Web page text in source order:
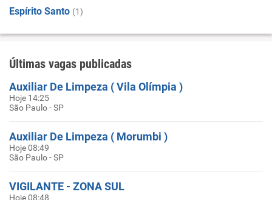
Espírito Santo (1)
Últimas vagas publicadas
Auxiliar De Limpeza ( Vila Olímpia )
Hoje 14:25
São Paulo - SP
Auxiliar De Limpeza ( Morumbi )
Hoje 08:49
São Paulo - SP
VIGILANTE - ZONA SUL
Hoje 08:48